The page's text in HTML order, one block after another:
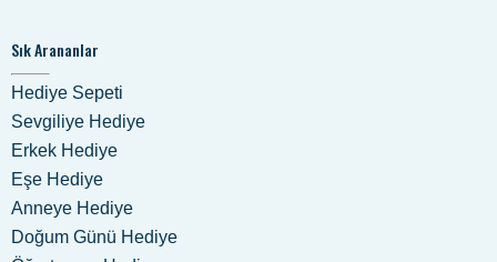
Sık Arananlar
Hediye Sepeti
Sevgiliye Hediye
Erkek Hediye
Eşe Hediye
Anneye Hediye
Doğum Günü Hediye